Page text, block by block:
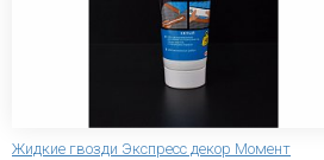
Жидкие гвозди Экспресс декор Момент